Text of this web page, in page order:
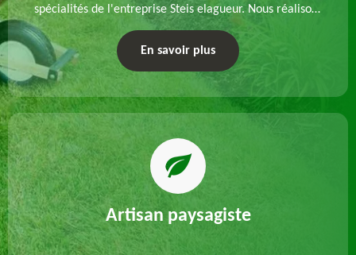
spécialités de l'entreprise Steis elagueur. Nous réalisons
un abattage direct ou par démontage, tenant compte
des particularités du site et des végétaux.
En savoir plus
Artisan paysagiste